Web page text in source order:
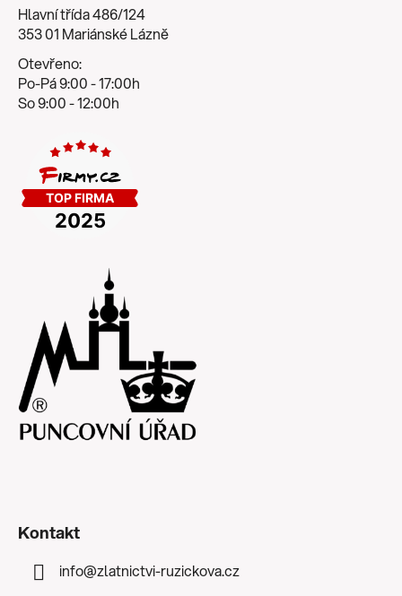
Hlavní třída 486/124
353 01 Mariánské Lázně
Otevřeno:
Po-Pá 9:00 - 17:00h
So 9:00 - 12:00h
Kontakt
info@zlatnictvi-ruzickova.cz